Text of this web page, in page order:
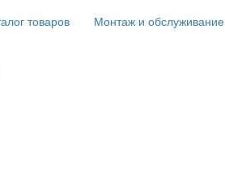
товаров Монтаж и обслуживание